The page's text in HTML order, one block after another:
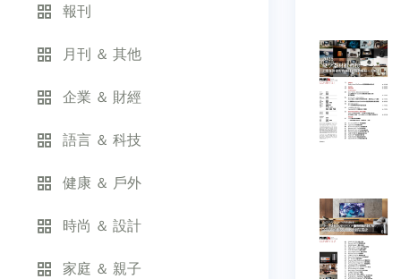
報刊
月刊 ＆ 其他
企業 ＆ 財經
語言 ＆ 科技
健康 ＆ 戶外
時尚 ＆ 設計
家庭 ＆ 親子